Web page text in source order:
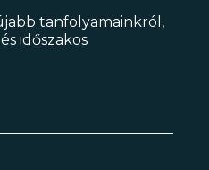
tanfolyamainkról,
időszakos